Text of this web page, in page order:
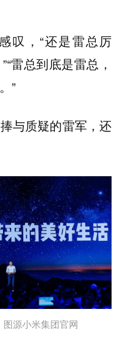
叹，“还是雷总厉
雷总到底是雷总，
”
与质疑的雷军，还
源小米集团官网